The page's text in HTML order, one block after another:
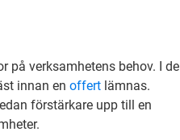
på verksamhetens behov. I de
innan en offert lämnas.
förstärkare upp till en